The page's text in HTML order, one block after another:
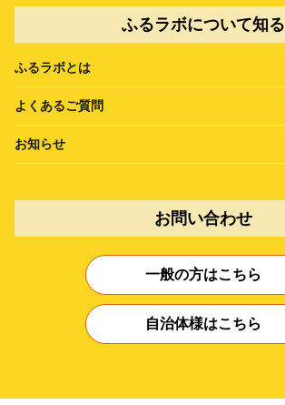
ふるラボについて知る
ふるラボとは
よくあるご質問
お知らせ
お問い合わせ
一般の方はこちら
自治体様はこちら